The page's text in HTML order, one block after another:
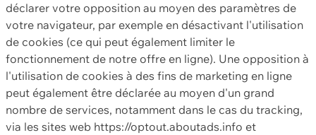
déclarer votre opposition au moyen des paramètres de
votre navigateur, par exemple en désactivant l'utilisation
de cookies (ce qui peut également limiter le
fonctionnement de notre offre en ligne). Une opposition à
l'utilisation de cookies à des fins de marketing en ligne
peut également être déclarée au moyen d'un grand
nombre de services, notamment dans le cas du tracking,
via les sites web https://optout.aboutads.info et